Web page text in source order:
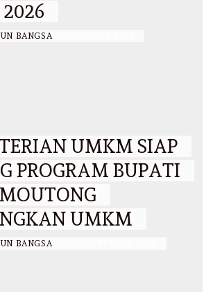
BANGSA
UMKM SIAP
PROGRAM BUPATI
UMKM
BANGSA